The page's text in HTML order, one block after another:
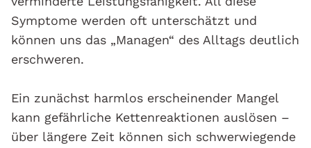
Symptome werden oft unterschätzt und
können uns das „Managen“ des Alltags deutlich
erschweren.
Ein zunächst harmlos erscheinender Mangel
kann gefährliche Kettenreaktionen auslösen –
über längere Zeit können sich schwerwiegende